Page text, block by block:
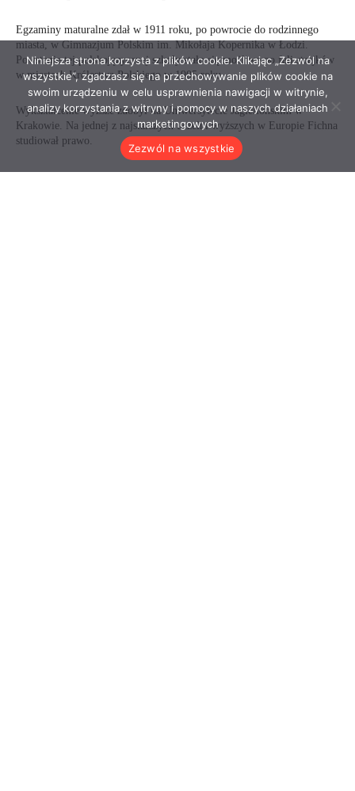
Niniejsza strona korzysta z plików cookie. Klikając „Zezwól na
wszystkie”, zgadzasz się na przechowywanie plików cookie na
swoim urządzeniu w celu usprawnienia nawigacji w witrynie,
analizy korzystania z witryny i pomocy w naszych działaniach
marketingowych
Zezwól na wszystkie